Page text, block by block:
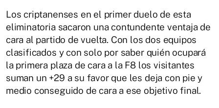
Los criptanenses en el primer duelo de esta
eliminatoria sacaron una contundente ventaja de
cara al partido de vuelta. Con los dos equipos
clasificados y con solo por saber quién ocupará
la primera plaza de cara a la F8 los visitantes
suman un +29 a su favor que les deja con pie y
medio conseguido de cara a ese objetivo final.